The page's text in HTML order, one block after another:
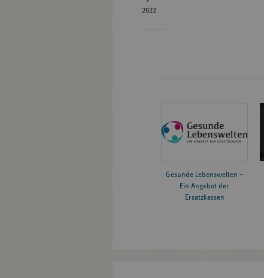
2022
Gesunde Lebenswelten –
Ein Angebot der
Ersatzkassen